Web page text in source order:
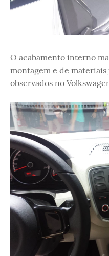
O acabamento interno
montagem e de
observados no